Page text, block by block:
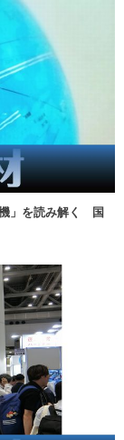
機」を読み解く 国